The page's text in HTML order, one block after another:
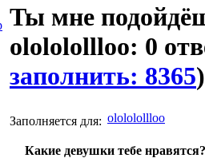
Ты мне
olololollloo: 0
заполнить: 8365)
Заполняется для: olololollloo
Какие девушки тебе нравятся?